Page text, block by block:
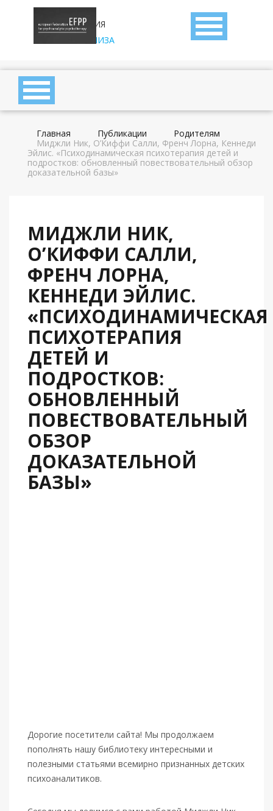
АССОЦИАЦИЯ
ДЕТСКОГО
ПСИХОАНАЛИЗА
Главная Публикации
Родителям
Миджли Ник, О’Киффи Салли, Френч Лорна, Кеннеди
Эйлис. «Психодинамическая психотерапия детей и
подростков: обновленный повествовательный обзор
доказательной базы»
МИДЖЛИ НИК,
О’КИФФИ САЛЛИ,
ФРЕНЧ ЛОРНА,
КЕННЕДИ ЭЙЛИС.
«ПСИХОДИНАМИЧЕСКАЯ
ПСИХОТЕРАПИЯ
ДЕТЕЙ И
ПОДРОСТКОВ:
ОБНОВЛЕННЫЙ
ПОВЕСТВОВАТЕЛЬНЫЙ
ОБЗОР
ДОКАЗАТЕЛЬНОЙ
БАЗЫ»
Дорогие посетители сайта! Мы продолжаем
пополнять нашу библиотеку интересными и
полезными статьями всемирно признанных детских
психоаналитиков.